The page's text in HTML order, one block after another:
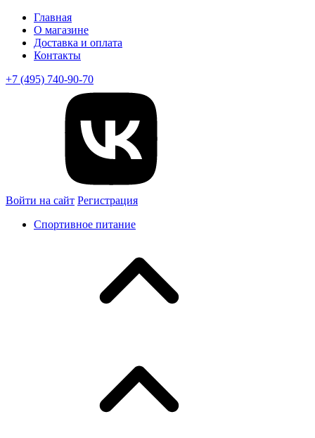
Главная
О магазине
Доставка и оплата
Контакты
+7 (495) 740-90-70
Войти на сайт Регистрация
Спортивное питание